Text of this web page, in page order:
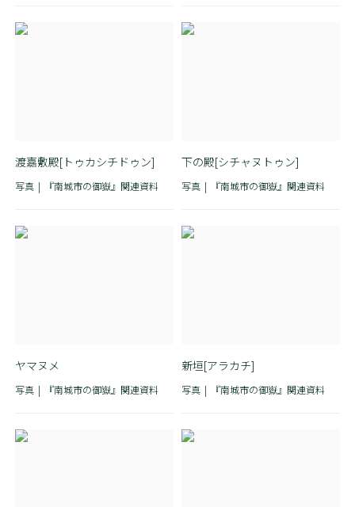
渡嘉敷殿[トゥカシチドゥン]
写真 『南城市の御嶽』関連資料
下の殿[シチャヌトゥン]
写真 『南城市の御嶽』関連資料
ヤマヌメ
写真 『南城市の御嶽』関連資料
新垣[アラカチ]
写真 『南城市の御嶽』関連資料